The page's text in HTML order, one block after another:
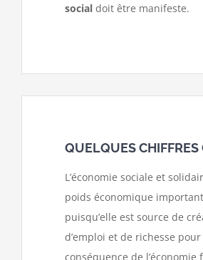
socialdoit être manifeste.
QUELQUES CHIFFRES
L’économie sociale et
poids économique important
puisqu’elle est source de
d’emploi et de richesse
conséquence de l’économie